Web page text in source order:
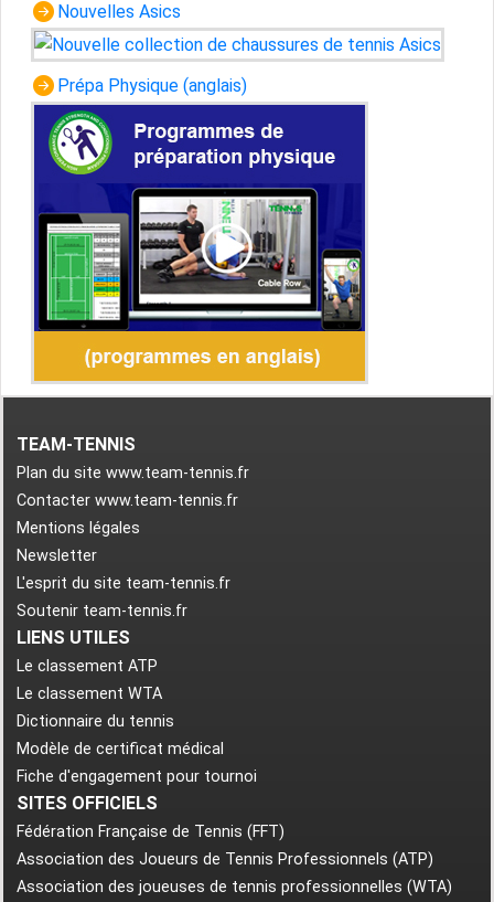
Nouvelles Asics
Prépa Physique (anglais)
TEAM-TENNIS
Plan du site www.team-tennis.fr
Contacter www.team-tennis.fr
Mentions légales
Newsletter
L'esprit du site team-tennis.fr
Soutenir team-tennis.fr
LIENS UTILES
Le classement ATP
Le classement WTA
Dictionnaire du tennis
Modèle de certificat médical
Fiche d'engagement pour tournoi
SITES OFFICIELS
Fédération Française de Tennis (FFT)
Association des Joueurs de Tennis Professionnels (ATP)
Association des joueuses de tennis professionnelles (WTA)